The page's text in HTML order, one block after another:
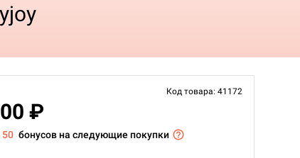
Код товара: 41172
₽
50 бонусов на следующие покупки